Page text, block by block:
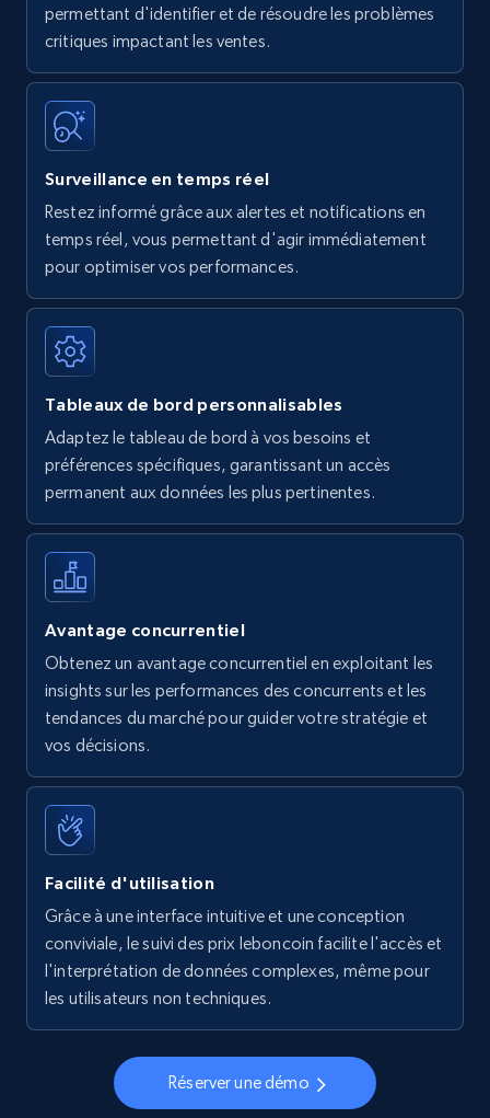
permettant d'identifier et de résoudre les problèmes
critiques impactant les ventes.
Surveillance en temps réel
Restez informé grâce aux alertes et notifications en
temps réel, vous permettant d'agir immédiatement
pour optimiser vos performances.
Tableaux de bord personnalisables
Adaptez le tableau de bord à vos besoins et
préférences spécifiques, garantissant un accès
permanent aux données les plus pertinentes.
Avantage concurrentiel
Obtenez un avantage concurrentiel en exploitant les
insights sur les performances des concurrents et les
tendances du marché pour guider votre stratégie et
vos décisions.
Facilité d'utilisation
Grâce à une interface intuitive et une conception
conviviale, le suivi des prix leboncoin facilite l'accès et
l'interprétation de données complexes, même pour
les utilisateurs non techniques.
Réserver une démo